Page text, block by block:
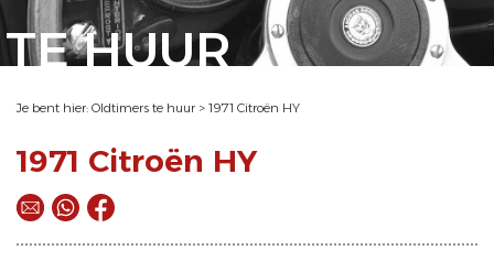
TE HUUR
Je bent hier: Oldtimers te huur > 1971 Citroën HY
1971 Citroën HY